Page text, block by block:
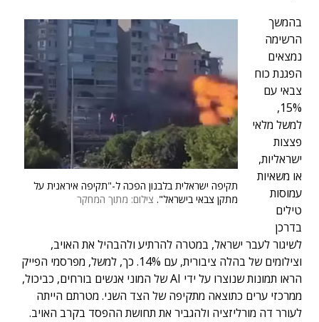
תקיפה ישראלית בלבנון הפכה ל-"תקיפה איראנית על
מתקן צבאי בישראל". צילום: מתוך המחקר
בהמשך
הרשימה
נמצאים
הפגנת כוח
צבאי עם
15%,
למשל מלאי
פצצות
ישראליות,
או משאיות
עמוסות
טילים
בדרכן
לשיגור לעבר ישראל, במטרה להרתיע ולהבהיל את האויב,
וצילומים של בהלה ציבורית, עם 14%. כך, למשל, מפרסמי הפייק
הראו תמונות שנוצרו על ידי AI של המוני אנשים בורחים, כביכול,
ממרכזי ערים כתוצאה מתקיפה של הצד השני. מטרתם הייתה
לעורר דה מורליזציה ולהגביר את תחושת ההפסד בקרב האויב.